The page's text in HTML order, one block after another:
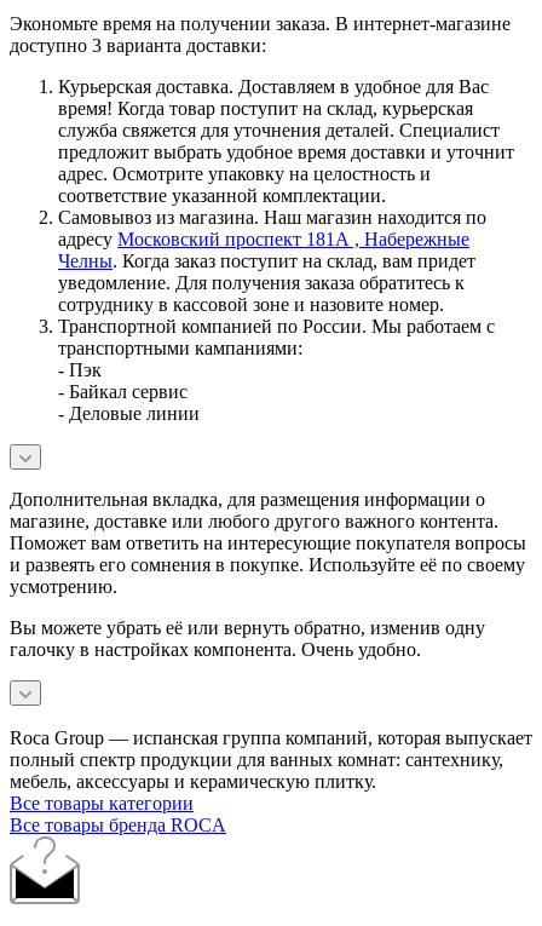
Экономьте время на получении заказа. В интернет-магазине
доступно 3 варианта доставки:
Курьерская доставка. Доставляем в удобное для Вас
время! Когда товар поступит на склад, курьерская
служба свяжется для уточнения деталей. Специалист
предложит выбрать удобное время доставки и уточнит
адрес. Осмотрите упаковку на целостность и
соответствие указанной комплектации.
Самовывоз из магазина. Наш магазин находится по
адресу Московский проспект 181А , Набережные
Челны. Когда заказ поступит на склад, вам придет
уведомление. Для получения заказа обратитесь к
сотруднику в кассовой зоне и назовите номер.
Транспортной компанией по России. Мы работаем с
транспортными кампаниями:
- Пэк
- Байкал сервис
- Деловые линии
Дополнительная вкладка, для размещения информации о
магазине, доставке или любого другого важного контента.
Поможет вам ответить на интересующие покупателя вопросы
и развеять его сомнения в покупке. Используйте её по своему
усмотрению.
Вы можете убрать её или вернуть обратно, изменив одну
галочку в настройках компонента. Очень удобно.
Roca Group — испанская группа компаний, которая выпускает
полный спектр продукции для ванных комнат: сантехнику,
мебель, аксессуары и керамическую плитку.
Все товары категории
Все товары бренда ROCA